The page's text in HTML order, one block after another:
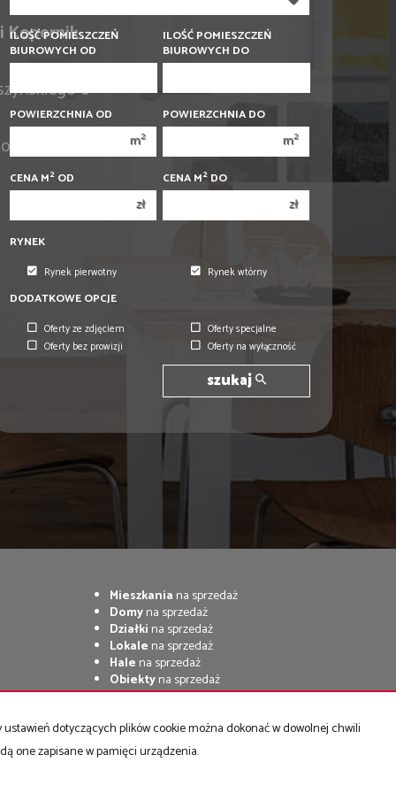
400 000 zł
450 000 zł
400 000 zł
450 000 zł
ILOŚĆ POMIESZCZEŃ
BIUROWYCH OD
2
3
ILOŚĆ POMIESZCZEŃ
BIUROWYCH DO
2
3
4
POWIERZCHNIA OD
m2
POWIERZCHNIA DO
m2
CENA M2 OD
zł
CENA M2DO
zł
RYNEK
Rynek pierwotny Rynek wtórny
DODATKOWE OPCJE
Oferty ze zdjęciem
Oferty specjalne
Oferty bez prowizji
Oferty na wyłączność
szukaj
Kopernik
6
Mieszkania na sprzedaż
Domyna sprzedaż
Działki na sprzedaż
Lokale na sprzedaż
Hale na sprzedaż
Obiektyna sprzedaż
dotyczących plików cookie można dokonać w dowolnej chwili
one zapisane w pamięci urządzenia.